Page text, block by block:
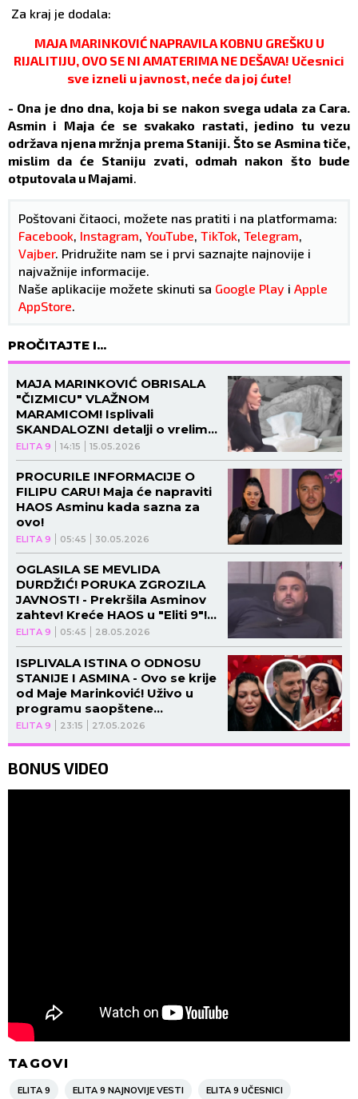
Za kraj je dodala:
MAJA MARINKOVIĆ NAPRAVILA KOBNU GREŠKU U
RIJALITIJU, OVO SE NI AMATERIMA NE DEŠAVA! Učesnici
sve izneli u javnost, neće da joj ćute!
- Ona je dno dna, koja bi se nakon svega udala za Cara.
Asmin i Maja će se svakako rastati, jedino tu vezu
održava njena mržnja prema Staniji. Što se Asmina tiče,
mislim da će Staniju zvati, odmah nakon što bude
otputovala u Majami.
Poštovani čitaoci, možete nas pratiti i na platformama:
Facebook, Instagram, YouTube, TikTok, Telegram,
Vajber. Pridružite nam se i prvi saznajte najnovije i
najvažnije informacije.
Naše aplikacije možete skinuti sa Google Play i Apple
AppStore.
PROČITAJTE I...
ELITA 9 14:15 15.05.2026
MAJA MARINKOVIĆ OBRISALA
"ČIZMICU" VLAŽNOM
MARAMICOM! Isplivali
SKANDALOZNI detalji o vrelim
akcijama sa Asminom!
ELITA 9 05:45 30.05.2026
PROCURILE INFORMACIJE O
FILIPU CARU! Maja će napraviti
HAOS Asminu kada sazna za
ovo!
ELITA 9 05:45 28.05.2026
OGLASILA SE MEVLIDA
DURDŽIĆ! PORUKA ZGROZILA
JAVNOST! - Prekršila Asminov
zahtev! Kreće HAOS u "Eliti 9"!
(VIDEO)
ELITA 9 23:15 27.05.2026
ISPLIVALA ISTINA O ODNOSU
STANIJE I ASMINA - Ovo se krije
od Maje Marinković! Uživo u
programu saopštene
poražavajuće vesti za starletu!
BONUS VIDEO
TAGOVI
ELITA 9 ELITA 9 NAJNOVIJE VESTI ELITA 9 UČESNICI